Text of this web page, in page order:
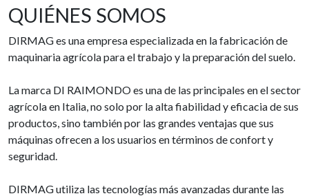
QUIÉNES SOMOS
DIRMAG es una empresa especializada en la fabricación de
maquinaria agrícola para el trabajo y la preparación del suelo.
La marca DI RAIMONDO es una de las principales en el sector
agrícola en Italia, no solo por la alta fiabilidad y eficacia de sus
productos, sino también por las grandes ventajas que sus
máquinas ofrecen a los usuarios en términos de confort y
seguridad.
DIRMAG utiliza las tecnologías más avanzadas durante las